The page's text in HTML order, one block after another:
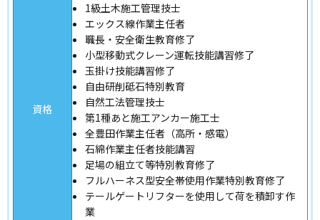
資格
1級土木施工管理技士
エックス線作業主任者
職長・安全衛生教育修了
小型移動式クレーン運転技能講習修了
玉掛け技能講習修了
自由研削砥石特別教育
自然工法管理技士
第1種あと施工アンカー施工士
全豊田作業主任者（高所・感電）
石綿作業主任者技能講習
足場の組立て等特別教育修了
フルハーネス型安全帯使用作業特別教育修了
テールゲートリフターを使用して荷を積卸す作
業